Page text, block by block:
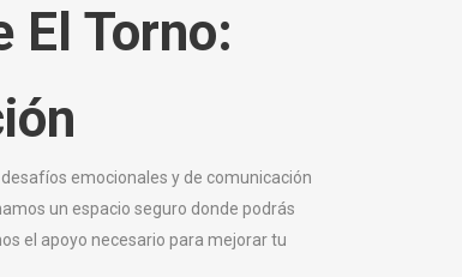
El Torno:
emocionales y de comunicación
un espacio seguro donde podrás
el apoyo necesario para mejorar tu